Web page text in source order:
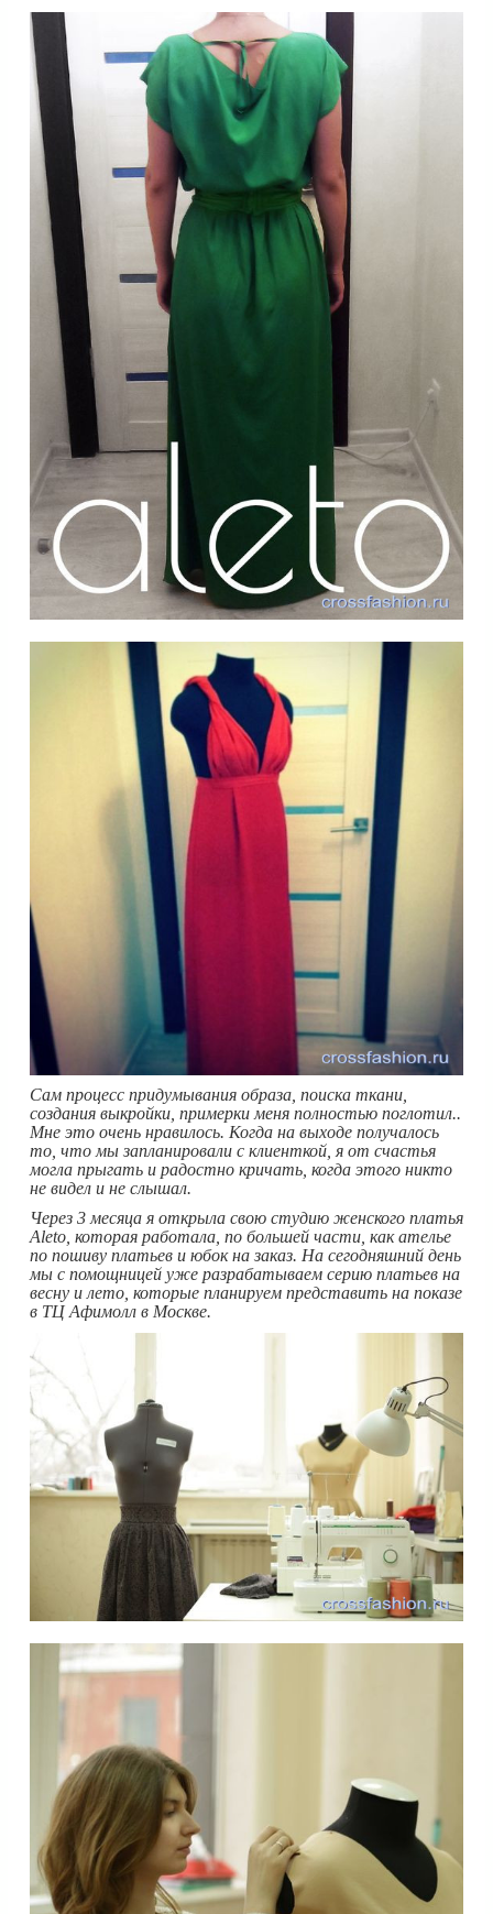
Сам процесс придумывания образа, поиска ткани,
создания выкройки, примерки меня полностью поглотил..
Мне это очень нравилось. Когда на выходе получалось
то, что мы запланировали с клиенткой, я от счастья
могла прыгать и радостно кричать, когда этого никто
не видел и не слышал.
Через 3 месяца я открыла свою студию женского платья
Aleto, которая работала, по большей части, как ателье
по пошиву платьев и юбок на заказ. На сегодняшний день
мы с помощницей уже разрабатываем серию платьев на
весну и лето, которые планируем представить на показе
в ТЦ Афимолл в Москве.